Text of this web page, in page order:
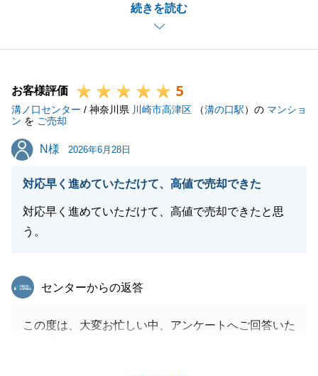
続きを読む
したので、非常に良いお取引になったのではないかと
今後のマンション購入につきましても尽力させていた
お願い申し上げます。
お客様評価 5
溝ノ口センター / 神奈川県 川崎市高津区 （溝の口駅）の マンショ
ン を ご売却
N様
N様 2026年6月28日
対応早く進めていただけて、高値で売却できた
対応早く進めていただけて、高値で売却できたと思
う。
東急リバブル
センターからの返答
この度は、大変お忙しい中、アンケートへご回答いた